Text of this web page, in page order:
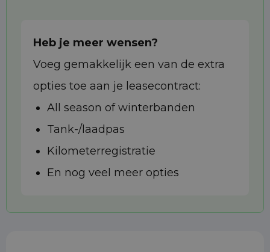
Heb je meer wensen?
Voeg gemakkelijk een van de extra
opties toe aan je leasecontract:
All season of winterbanden
Tank-/laadpas
Kilometerregistratie
En nog veel meer opties